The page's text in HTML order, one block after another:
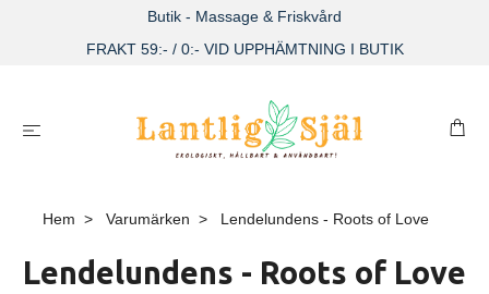
Butik - Massage & Friskvård
FRAKT 59:- / 0:- VID UPPHÄMTNING I BUTIK
Hem Varumärken Lendelundens - Roots of Love
Lendelundens - Roots of Love